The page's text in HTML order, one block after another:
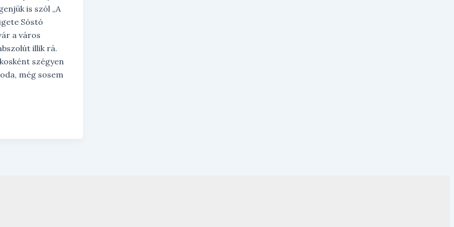
is szól „A
Sóstó
a város
illik rá.
szégyen
még sosem